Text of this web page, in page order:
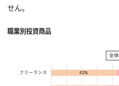
せん。
職業別投資商品